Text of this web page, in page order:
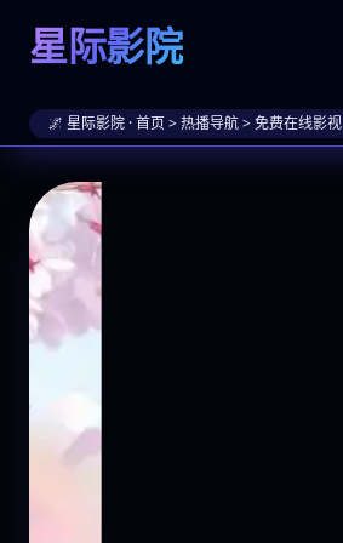
星际影院
🌌 星际影院 · 首页 > 热播导航 > 免费在线影视